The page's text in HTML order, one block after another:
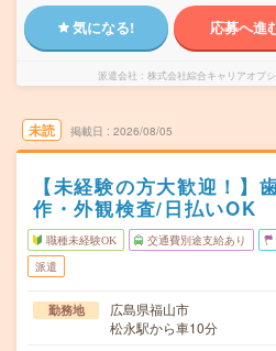
気になる! 応募へ進
派遣会社 株式会社綜合キャリアオプ
未読 掲載日 2026/08/05
【未経験の方大歓迎！】
作・外観検査/日払いOK
職種未経験OK 交通費別途支給あり
派遣
勤務地
広島県福山市
松永駅から車10分